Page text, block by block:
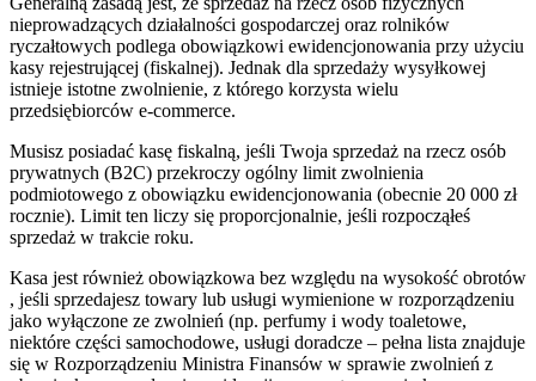
nieprowadzących działalności gospodarczej oraz rolników
ryczałtowych podlega obowiązkowi ewidencjonowania przy użyciu
kasy rejestrującej (fiskalnej). Jednak dla sprzedaży wysyłkowej
istnieje istotne zwolnienie, z którego korzysta wielu
przedsiębiorców e-commerce.
Musisz posiadać kasę fiskalną, jeśli Twoja sprzedaż na rzecz osób
prywatnych (B2C) przekroczy ogólny limit zwolnienia
podmiotowego z obowiązku ewidencjonowania (obecnie 20 000 zł
rocznie). Limit ten liczy się proporcjonalnie, jeśli rozpocząłeś
sprzedaż w trakcie roku.
Kasa jest również obowiązkowa bez względu na wysokość obrotów
, jeśli sprzedajesz towary lub usługi wymienione w rozporządzeniu
jako wyłączone ze zwolnień (np. perfumy i wody toaletowe,
niektóre części samochodowe, usługi doradcze – pełna lista znajduje
się w Rozporządzeniu Ministra Finansów w sprawie zwolnień z